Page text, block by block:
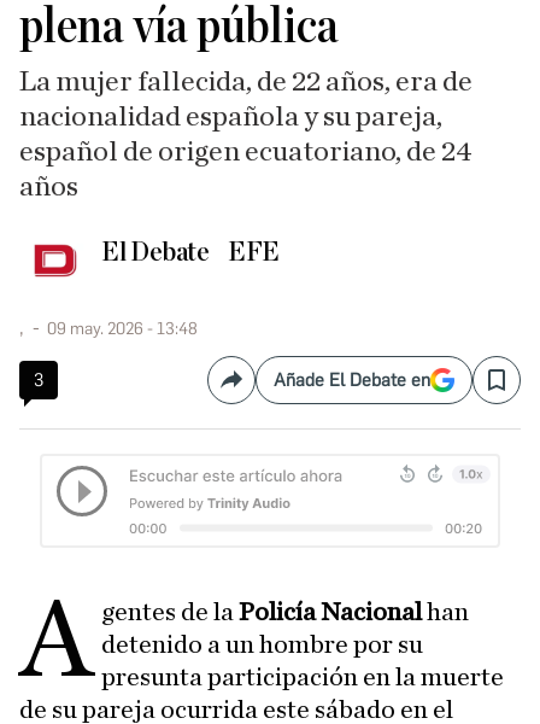
plena vía pública
La mujer fallecida, de 22 años, era de
nacionalidad española y su pareja,
español de origen ecuatoriano, de 24
años
El Debate EFE
, 09 may. 2026 - 13:48
3 CompartirAñade El Debate en Save
A gentes de laPolicía Nacionalhan
detenido a un hombre por su
presunta participación en la muerte
de su pareja ocurrida este sábado en el